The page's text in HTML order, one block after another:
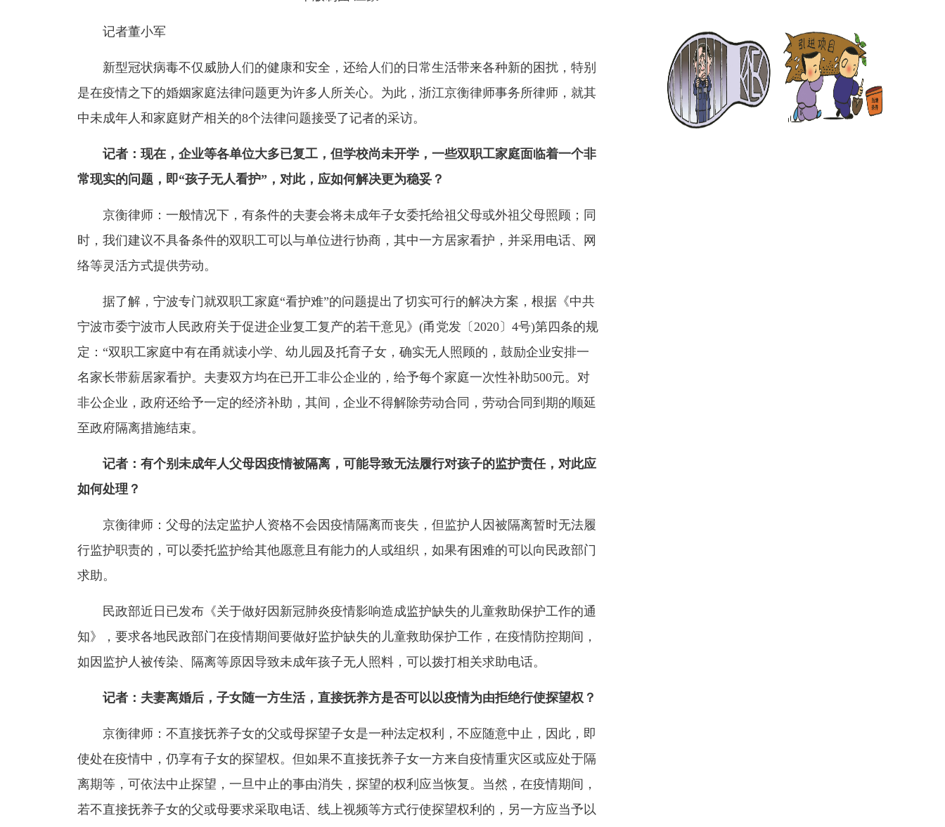
记者董小军
新型冠状病毒不仅威胁人们的健康和安全，还给人们的日常生活带来各种新的困扰，特别
是在疫情之下的婚姻家庭法律问题更为许多人所关心。为此，浙江京衡律师事务所律师，就其
中未成年人和家庭财产相关的8个法律问题接受了记者的采访。
记者：现在，企业等各单位大多已复工，但学校尚未开学，一些双职工家庭面临着一个非
常现实的问题，即“孩子无人看护”，对此，应如何解决更为稳妥？
京衡律师：一般情况下，有条件的夫妻会将未成年子女委托给祖父母或外祖父母照顾；同
时，我们建议不具备条件的双职工可以与单位进行协商，其中一方居家看护，并采用电话、网
络等灵活方式提供劳动。
据了解，宁波专门就双职工家庭“看护难”的问题提出了切实可行的解决方案，根据《中共
宁波市委宁波市人民政府关于促进企业复工复产的若干意见》(甬党发〔2020〕4号)第四条的规
定：“双职工家庭中有在甬就读小学、幼儿园及托育子女，确实无人照顾的，鼓励企业安排一
名家长带薪居家看护。夫妻双方均在已开工非公企业的，给予每个家庭一次性补助500元。对
非公企业，政府还给予一定的经济补助，其间，企业不得解除劳动合同，劳动合同到期的顺延
至政府隔离措施结束。
记者：有个别未成年人父母因疫情被隔离，可能导致无法履行对孩子的监护责任，对此应
如何处理？
京衡律师：父母的法定监护人资格不会因疫情隔离而丧失，但监护人因被隔离暂时无法履
行监护职责的，可以委托监护给其他愿意且有能力的人或组织，如果有困难的可以向民政部门
求助。
民政部近日已发布《关于做好因新冠肺炎疫情影响造成监护缺失的儿童救助保护工作的通
知》，要求各地民政部门在疫情期间要做好监护缺失的儿童救助保护工作，在疫情防控期间，
如因监护人被传染、隔离等原因导致未成年孩子无人照料，可以拨打相关求助电话。
记者：夫妻离婚后，子女随一方生活，直接抚养方是否可以以疫情为由拒绝行使探望权？
京衡律师：不直接抚养子女的父或母探望子女是一种法定权利，不应随意中止，因此，即
使处在疫情中，仍享有子女的探望权。但如果不直接抚养子女一方来自疫情重灾区或应处于隔
离期等，可依法中止探望，一旦中止的事由消失，探望的权利应当恢复。当然，在疫情期间，
若不直接抚养子女的父或母要求采取电话、线上视频等方式行使探望权利的，另一方应当予以